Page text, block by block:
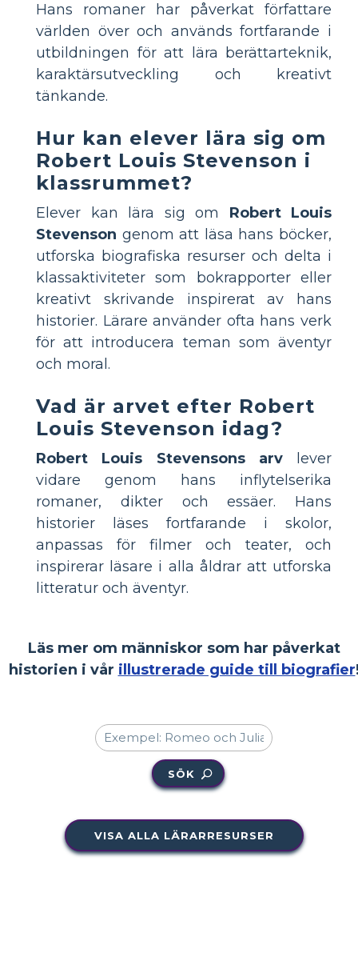
Hans romaner har påverkat författare
världen över och används fortfarande i
utbildningen för att lära berättarteknik,
karaktärsutveckling och kreativt
tänkande.
Hur kan elever lära sig om
Robert Louis Stevenson i
klassrummet?
Elever kan lära sig om Robert Louis
Stevenson genom att läsa hans böcker,
utforska biografiska resurser och delta i
klassaktiviteter som bokrapporter eller
kreativt skrivande inspirerat av hans
historier. Lärare använder ofta hans verk
för att introducera teman som äventyr
och moral.
Vad är arvet efter Robert
Louis Stevenson idag?
Robert Louis Stevensons arvlever
vidare genom hans inflytelserika
romaner, dikter och essäer. Hans
historier läses fortfarande i skolor,
anpassas för filmer och teater, och
inspirerar läsare i alla åldrar att utforska
litteratur och äventyr.
Läs mer om människor som har påverkat
historien i vår illustrerade guide till biografier
SÖK
VISA ALLA LÄRARRESURSER